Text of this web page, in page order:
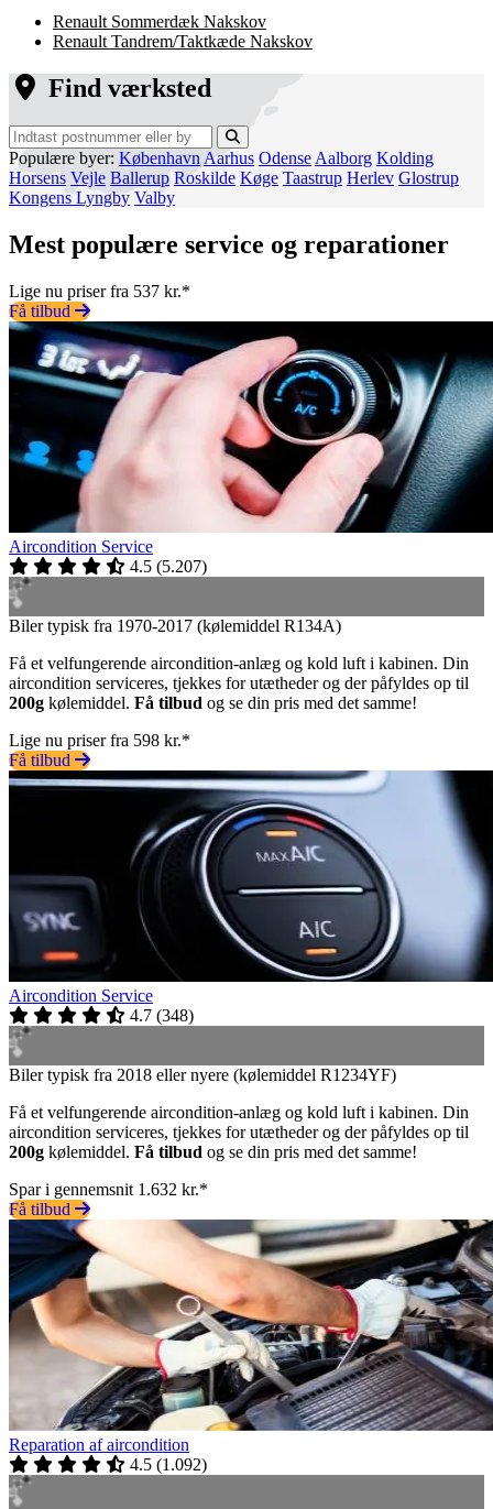
Renault Sommerdæk Nakskov
Renault Tandrem/Taktkæde Nakskov
Find værksted
Populære byer: København Aarhus Odense Aalborg Kolding
Horsens Vejle Ballerup Roskilde Køge Taastrup Herlev Glostrup
Kongens Lyngby Valby
Mest populære service og reparationer
Lige nu priser fra 537 kr.*
Få tilbud
Aircondition Service
4.5 (5.207)
Biler typisk fra 1970-2017 (kølemiddel R134A)
Få et velfungerende aircondition-anlæg og kold luft i kabinen. Din
aircondition serviceres, tjekkes for utætheder og der påfyldes op til
200g kølemiddel. Få tilbud og se din pris med det samme!
Lige nu priser fra 598 kr.*
Få tilbud
Aircondition Service
4.7 (348)
Biler typisk fra 2018 eller nyere (kølemiddel R1234YF)
Få et velfungerende aircondition-anlæg og kold luft i kabinen. Din
aircondition serviceres, tjekkes for utætheder og der påfyldes op til
200g kølemiddel. Få tilbud og se din pris med det samme!
Spar i gennemsnit 1.632 kr.*
Få tilbud
Reparation af aircondition
4.5 (1.092)